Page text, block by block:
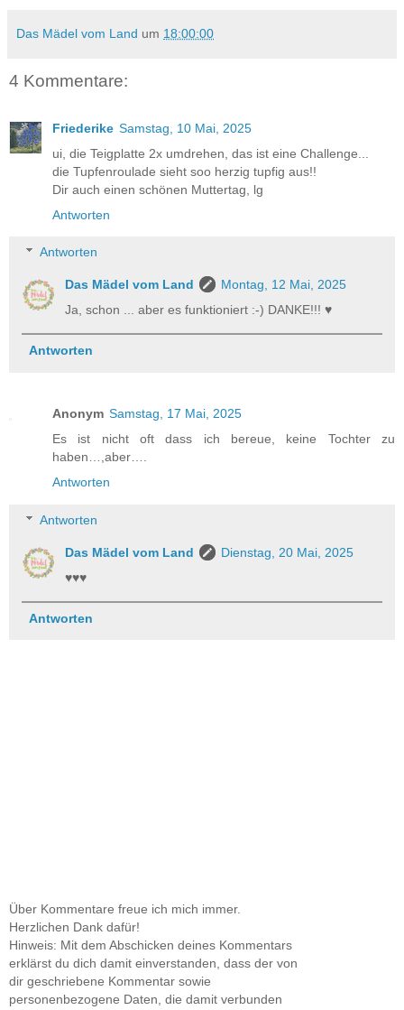
Das Mädel vom Land um 18:00:00
4 Kommentare:
Friederike Samstag, 10 Mai, 2025
ui, die Teigplatte 2x umdrehen, das ist eine Challenge...
die Tupfenroulade sieht soo herzig tupfig aus!!
Dir auch einen schönen Muttertag, lg
Antworten
Antworten
Das Mädel vom Land
Montag, 12 Mai, 2025
Ja, schon ... aber es funktioniert :-) DANKE!!! ♥
Antworten
Anonym Samstag, 17 Mai, 2025
Es ist nicht oft dass ich bereue, keine Tochter zu
haben…,aber….
Antworten
Antworten
Das Mädel vom Land
Dienstag, 20 Mai, 2025
♥♥♥
Antworten
Über Kommentare freue ich mich immer.
Herzlichen Dank dafür!
Hinweis: Mit dem Abschicken deines Kommentars
erklärst du dich damit einverstanden, dass der von
dir geschriebene Kommentar sowie
personenbezogene Daten, die damit verbunden